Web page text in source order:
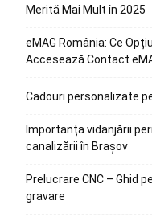
Merită Mai Mult în 2025
eMAG România: Ce
Accesează Contact
Cadouri personalizate
Importanța vidanjării
canalizării în Brașov
Prelucrare CNC – Ghid
gravare